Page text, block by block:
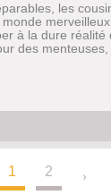
les
à la dure réalité
des menteuses,
1 2